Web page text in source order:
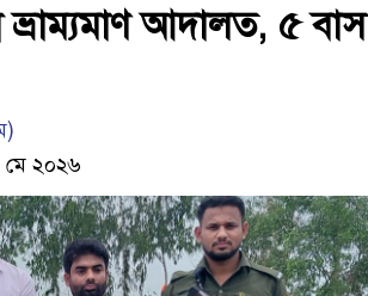
আদালত, ৫ বাস
মে ২০২৬